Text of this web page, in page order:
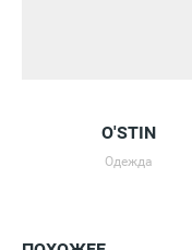
O'STIN
Одежда